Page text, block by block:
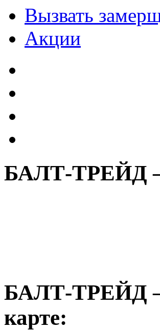
Вызвать
Акции
БАЛТ-ТРЕЙД
БАЛТ-ТРЕЙД
карте: